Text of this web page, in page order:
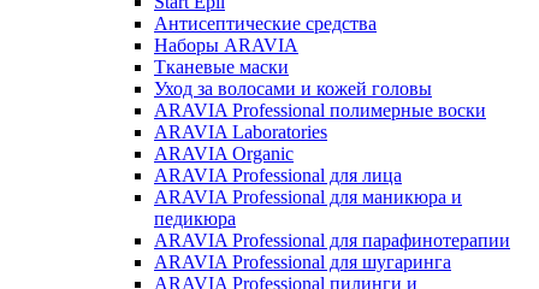
Антисептические средства
Наборы ARAVIA
Тканевые маски
Уход за волосами и кожей головы
ARAVIA Professional полимерные воски
ARAVIA Laboratories
ARAVIA Organic
ARAVIA Professional для лица
ARAVIA Professional для маникюра и
педикюра
ARAVIA Professional для парафинотерапии
ARAVIA Professional для шугаринга
ARAVIA Professional пилинги и